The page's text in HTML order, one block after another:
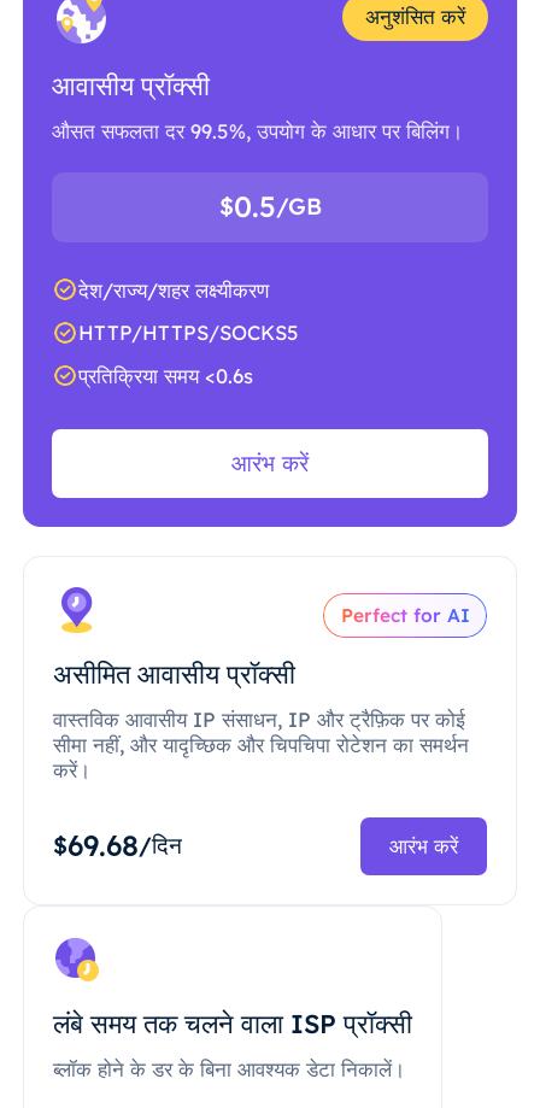
अनुशंसित करें
आवासीय प्रॉक्सी
औसत सफलता दर 99.5%, उपयोग के आधार पर बिलिंग।
$0.5/GB
देश/राज्य/शहर लक्ष्यीकरण
HTTP/HTTPS/SOCKS5
प्रतिक्रिया समय <0.6s
आरंभ करें
Perfect for AI
असीमित आवासीय प्रॉक्सी
वास्तविक आवासीय IP संसाधन, IP और ट्रैफ़िक पर कोई
सीमा नहीं, और यादृच्छिक और चिपचिपा रोटेशन का समर्थन
करें।
$69.68/दिन आरंभ करें
लंबे समय तक चलने वाला ISP प्रॉक्सी
ब्लॉक होने के डर के बिना आवश्यक डेटा निकालें।